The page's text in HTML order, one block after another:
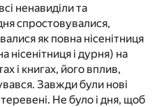
ненавиділи та
спростовувалися,
як повна нісенітниця
нісенітниця і дурня) на
і книгах, його вплив,
Завжди були нові
Не було і дня, щоб